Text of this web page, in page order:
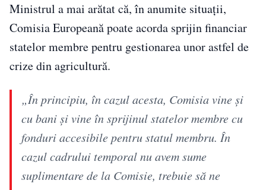
Ministrul a mai arătat că, în anumite situații,
Comisia Europeană poate acorda sprijin financiar
statelor membre pentru gestionarea unor astfel de
crize din agricultură.
„În principiu, în cazul acesta, Comisia vine și
cu bani și vine în sprijinul statelor membre cu
fonduri accesibile pentru statul membru. În
cazul cadrului temporal nu avem sume
suplimentare de la Comisie, trebuie să ne